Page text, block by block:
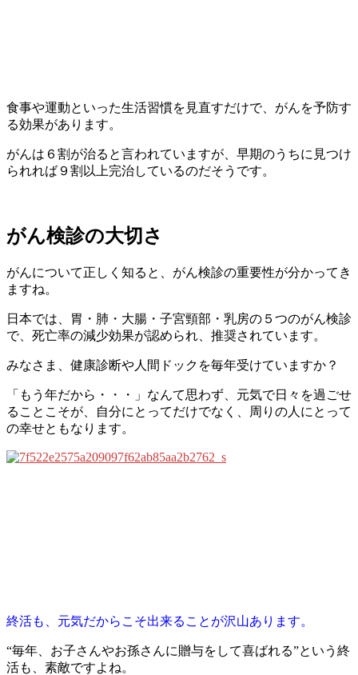
食事や運動といった生活習慣を見直すだけで、がんを予防す
る効果があります。
がんは６割が治ると言われていますが、早期のうちに見つけ
られれば９割以上完治しているのだそうです。
がん検診の大切さ
がんについて正しく知ると、がん検診の重要性が分かってき
ますね。
日本では、胃・肺・大腸・子宮頸部・乳房の５つのがん検診
で、死亡率の減少効果が認められ、推奨されています。
みなさま、健康診断や人間ドックを毎年受けていますか？
「もう年だから・・・」なんて思わず、元気で日々を過ごせ
ることこそが、自分にとってだけでなく、周りの人にとって
の幸せともなります。
終活も、元気だからこそ出来ることが沢山あります。
“毎年、お子さんやお孫さんに贈与をして喜ばれる”という終
活も、素敵ですよね。